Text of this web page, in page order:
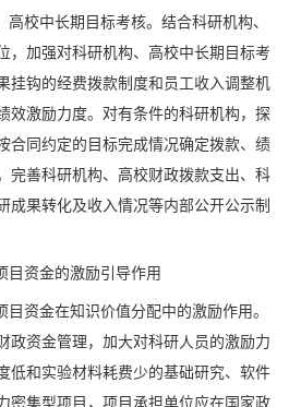
校中长期目标考核。结合科研机构、
，加强对科研机构、高校中长期目标考
挂钩的经费拨款制度和员工收入调整机
效激励力度。对有条件的科研机构，探
合同约定的目标完成情况确定拨款、绩
完善科研机构、高校财政拨款支出、科
成果转化及收入情况等内部公开公示制
资金的激励引导作用
资金在知识价值分配中的激励作用。
政资金管理，加大对科研人员的激励力
低和实验材料耗费少的基础研究、软件
密集型项目，项目承担单位应在国家政